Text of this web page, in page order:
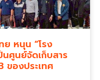
ย หนุน “โรง
ศูนย์จัดเก็บสาร
ของประเทศ